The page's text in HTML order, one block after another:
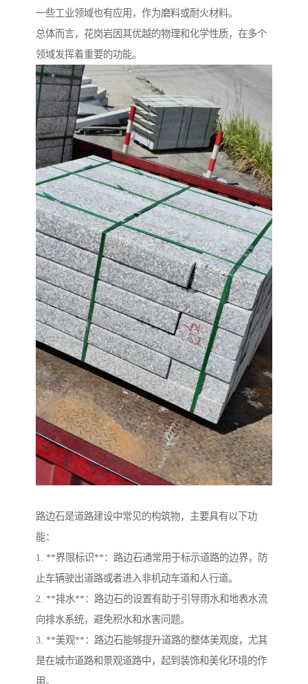
一些工业领域也有应用，作为磨料或耐火材料。
总体而言，花岗岩因其优越的物理和化学性质，在多个
领域发挥着重要的功能。
路边石是道路建设中常见的构筑物，主要具有以下功
能：
1. **界限标识**：路边石通常用于标示道路的边界，防
止车辆驶出道路或者进入非机动车道和人行道。
2. **排水**：路边石的设置有助于引导雨水和地表水流
向排水系统，避免积水和水害问题。
3. **美观**：路边石能够提升道路的整体美观度，尤其
是在城市道路和景观道路中，起到装饰和美化环境的作
用。